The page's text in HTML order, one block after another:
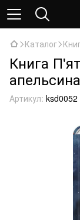
Каталог
Книга
Артикул: ksd0052